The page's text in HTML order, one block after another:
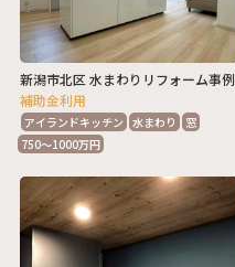
新潟市北区 水まわりリフォーム事例
補助金利用
アイランドキッチン 水まわり
窓
750～1000万円